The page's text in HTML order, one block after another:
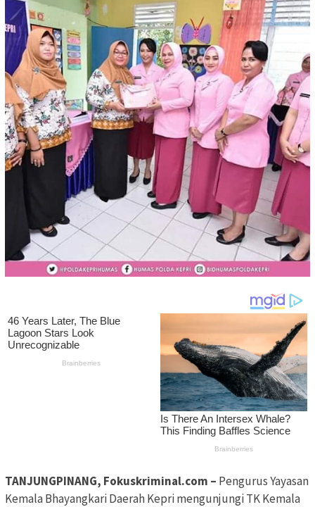
TANJUNGPINANG, Fokuskriminal.com – Pengurus Yayasan
Kemala Bhayangkari Daerah Kepri mengunjungi TK Kemala